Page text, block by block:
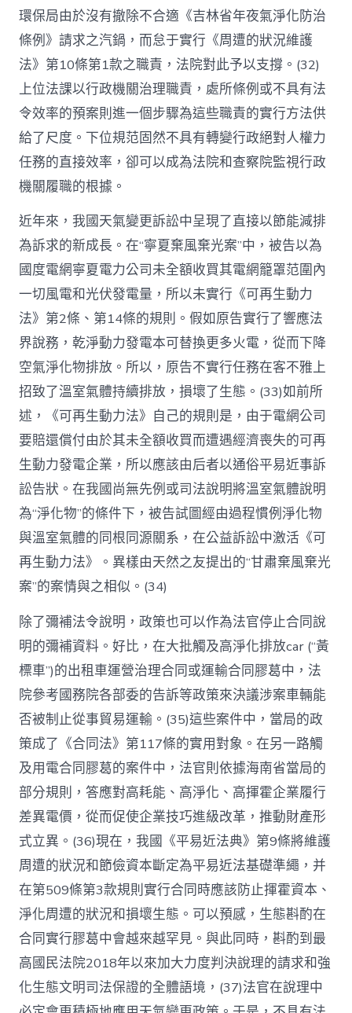
環保局由於沒有撤除不合適《吉林省年夜氣淨化防治
條例》請求之汽鍋，而怠于實行《周遭的狀況維護
法》第10條第1款之職責，法院對此予以支撐。(32)
上位法課以行政機關治理職責，處所條例或不具有法
令效率的預案則進一個步驟為這些職責的實行方法供
給了尺度。下位規范固然不具有轉變行政絕對人權力
任務的直接效率，卻可以成為法院和查察院監視行政
機關履職的根據。
近年來，我國天氣變更訴訟中呈現了直接以節能減排
為訴求的新成長。在“寧夏棄風棄光案”中，被告以為
國度電網寧夏電力公司未全額收買其電網籠罩范圍內
一切風電和光伏發電量，所以未實行《可再生動力
法》第2條、第14條的規則。假如原告實行了響應法
界說務，乾淨動力發電本可替換更多火電，從而下降
空氣淨化物排放。所以，原告不實行任務在客不雅上
招致了溫室氣體持續排放，損壞了生態。(33)如前所
述，《可再生動力法》自己的規則是，由于電網公司
要賠還償付由於其未全額收買而遭遇經濟喪失的可再
生動力發電企業，所以應該由后者以通俗平易近事訴
訟告狀。在我國尚無先例或司法說明將溫室氣體說明
為“淨化物”的條件下，被告試圖經由過程慣例淨化物
與溫室氣體的同根同源關系，在公益訴訟中激活《可
再生動力法》。異樣由天然之友提出的“甘肅棄風棄光
案”的案情與之相似。(34)
除了彌補法令說明，政策也可以作為法官停止合同說
明的彌補資料。好比，在大批觸及高淨化排放car (“黃
標車”)的出租車運營治理合同或運輸合同膠葛中，法
院參考國務院各部委的告訴等政策來決議涉案車輛能
否被制止從事貿易運輸。(35)這些案件中，當局的政
策成了《合同法》第117條的實用對象。在另一路觸
及用電合同膠葛的案件中，法官則依據海南省當局的
部分規則，答應對高耗能、高淨化、高揮霍企業履行
差異電價，從而促使企業技巧進級改革，推動財產形
式立異。(36)現在，我國《平易近法典》第9條將維護
周遭的狀況和節儉資本斷定為平易近法基礎準繩，并
在第509條第3款規則實行合同時應該防止揮霍資本、
淨化周遭的狀況和損壞生態。可以預感，生態斟酌在
合同實行膠葛中會越來越罕見。與此同時，斟酌到最
高國民法院2018年以來加大力度判決說理的請求和強
化生態文明司法保證的全體語境，(37)法官在說理中